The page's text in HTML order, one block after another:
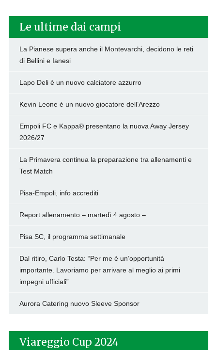
Le ultime dai campi
La Pianese supera anche il Montevarchi, decidono le reti
di Bellini e Ianesi
Lapo Deli è un nuovo calciatore azzurro
Kevin Leone è un nuovo giocatore dell’Arezzo
Empoli FC e Kappa® presentano la nuova Away Jersey
2026/27
La Primavera continua la preparazione tra allenamenti e
Test Match
Pisa-Empoli, info accrediti
Report allenamento – martedì 4 agosto –
Pisa SC, il programma settimanale
Dal ritiro, Carlo Testa: “Per me è un’opportunità
importante. Lavoriamo per arrivare al meglio ai primi
impegni ufficiali”
Aurora Catering nuovo Sleeve Sponsor
Viareggio Cup 2024